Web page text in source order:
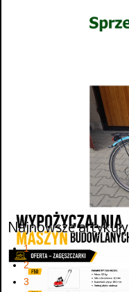
Najnowsze artykuły
1
2
3